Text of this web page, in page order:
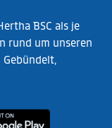
BSC als je
rund um unseren
Gebündelt,